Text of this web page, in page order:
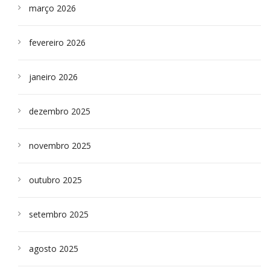
março 2026
fevereiro 2026
janeiro 2026
dezembro 2025
novembro 2025
outubro 2025
setembro 2025
agosto 2025